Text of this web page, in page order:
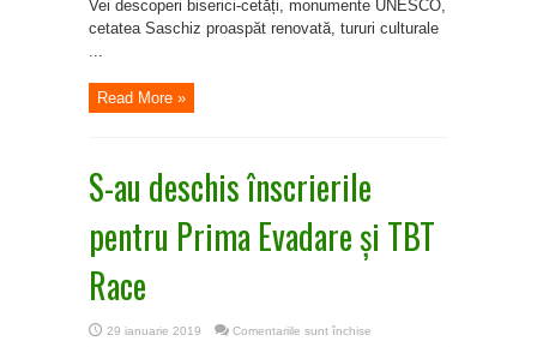
Vei descoperi biserici-cetăți, monumente UNESCO,
cetatea Saschiz proaspăt renovată, tururi culturale
Read More »
S-au deschis înscrierile
pentru Prima Evadare și TBT
Race
29 ianuarie 2019 Comentariile sunt închise